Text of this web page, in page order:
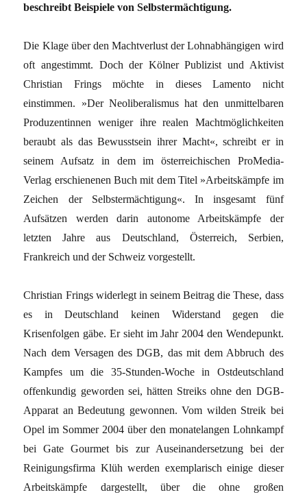
beschreibt Beispiele von Selbstermächtigung.
Die Klage über den Machtverlust der Lohnabhängigen wird
oft angestimmt. Doch der Kölner Publizist und Aktivist
Christian Frings möchte in dieses Lamento nicht
einstimmen. »Der Neoliberalismus hat den unmittelbaren
Produzentinnen weniger ihre realen Machtmöglichkeiten
beraubt als das Bewusstsein ihrer Macht«, schreibt er in
seinem Aufsatz in dem im österreichischen ProMedia-
Verlag erschienenen Buch mit dem Titel »Arbeitskämpfe im
Zeichen der Selbstermächtigung«. In insgesamt fünf
Aufsätzen werden darin autonome Arbeitskämpfe der
letzten Jahre aus Deutschland, Österreich, Serbien,
Frankreich und der Schweiz vorgestellt.
Christian Frings widerlegt in seinem Beitrag die These, dass
es in Deutschland keinen Widerstand gegen die
Krisenfolgen gäbe. Er sieht im Jahr 2004 den Wendepunkt.
Nach dem Versagen des DGB, das mit dem Abbruch des
Kampfes um die 35-Stunden-Woche in Ostdeutschland
offenkundig geworden sei, hätten Streiks ohne den DGB-
Apparat an Bedeutung gewonnen. Vom wilden Streik bei
Opel im Sommer 2004 über den monatelangen Lohnkampf
bei Gate Gourmet bis zur Auseinandersetzung bei der
Reinigungsfirma Klüh werden exemplarisch einige dieser
Arbeitskämpfe dargestellt, über die ohne großen